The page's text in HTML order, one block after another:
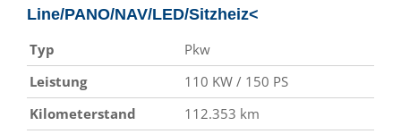
Line/PANO/NAV/LED/Sitzheiz<
Typ
Pkw
Leistung
110 KW / 150 PS
Kilometerstand
112.353 km